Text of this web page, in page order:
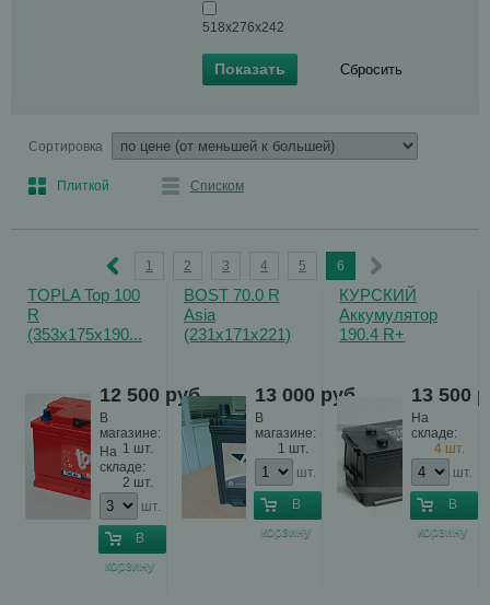
518х276х242
Сортировка
Плиткой Списком
1 2 3 4 5 6
TOPLA Top 100
R
(353х175х190...
12 500руб.
В
магазине:
1 шт.
На
складе:
2 шт.
шт.
В
корзину
BOST 70.0 R
Asia
(231х171х221)
13 000 руб.
В
магазине:
1 шт.
шт.
В
корзину
КУРСКИЙ
Аккумулятор
190.4 R+
13 500
На
складе:
4 шт.
шт.
В
корзину